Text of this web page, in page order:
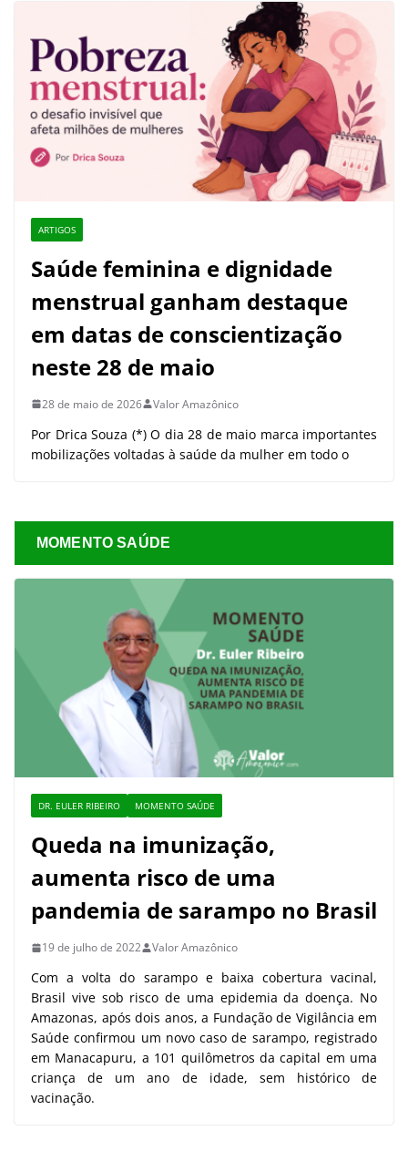
ARTIGOS
Saúde feminina e dignidade
menstrual ganham destaque
em datas de conscientização
neste 28 de maio
28 de maio de 2026 Valor Amazônico
Por Drica Souza (*) O dia 28 de maio marca importantes
mobilizações voltadas à saúde da mulher em todo o
MOMENTO SAÚDE
DR. EULER RIBEIRO MOMENTO SAÚDE
Queda na imunização,
aumenta risco de uma
pandemia de sarampo no Brasil
19 de julho de 2022 Valor Amazônico
Com a volta do sarampo e baixa cobertura vacinal,
Brasil vive sob risco de uma epidemia da doença. No
Amazonas, após dois anos, a Fundação de Vigilância em
Saúde confirmou um novo caso de sarampo, registrado
em Manacapuru, a 101 quilômetros da capital em uma
criança de um ano de idade, sem histórico de
vacinação.